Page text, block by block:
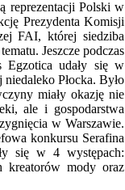
reprezentacji Polski w
Prezydenta Komisji
FAI, której siedziba
Jeszcze podczas
Egzotica udały się w
Płocka. Było
miały okazję nie
ale i gospodarstwa
w Warszawie.
konkursu Serafina
się w 4 występach:
kreatorów mody oraz